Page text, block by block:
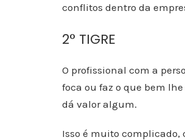
conflitos dentro da
2° TIGRE
O profissional com a
foca ou faz o que bem
dá valor algum.
Isso é muito complicado,